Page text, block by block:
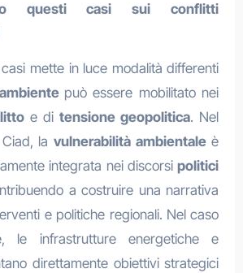
questi casi sui conflitti
casi mette in luce modalità differenti
ambiente può essere mobilitato nei
e ditensione geopolitica. Nel
la vulnerabilità ambientaleè
integrata nei discorsipolitici
a costruire una narrativa
e politiche regionali. Nel caso
le infrastrutture energetiche e
direttamente obiettivi strategici